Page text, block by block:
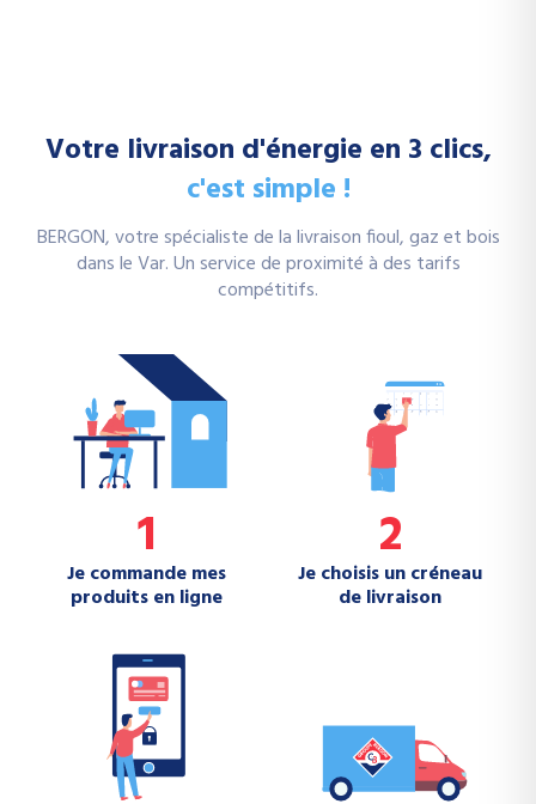
Votre livraison d'énergie en 3 clics,
c'est simple !
BERGON, votre spécialiste de la livraison fioul, gaz et bois
dans le Var. Un service de proximité à des tarifs
compétitifs.
1
Je commande mes
produits en ligne
2
Je choisis un créneau
de livraison